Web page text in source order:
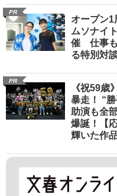
PR
オープン1
ムソナイ
催 仕事も
る特別対
PR
《祝59歳
暴走！ “
助演も全
爆誕！【
輝いた作